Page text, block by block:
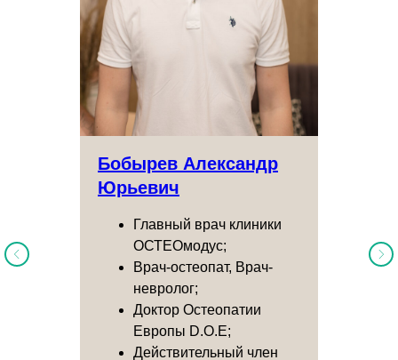
Бобырев Александр
Юрьевич
Главный врач клиники
ОСТЕОмодус;
Врач-остеопат, Врач-
невролог;
Доктор Остеопатии
Европы D.O.E;
Действительный член